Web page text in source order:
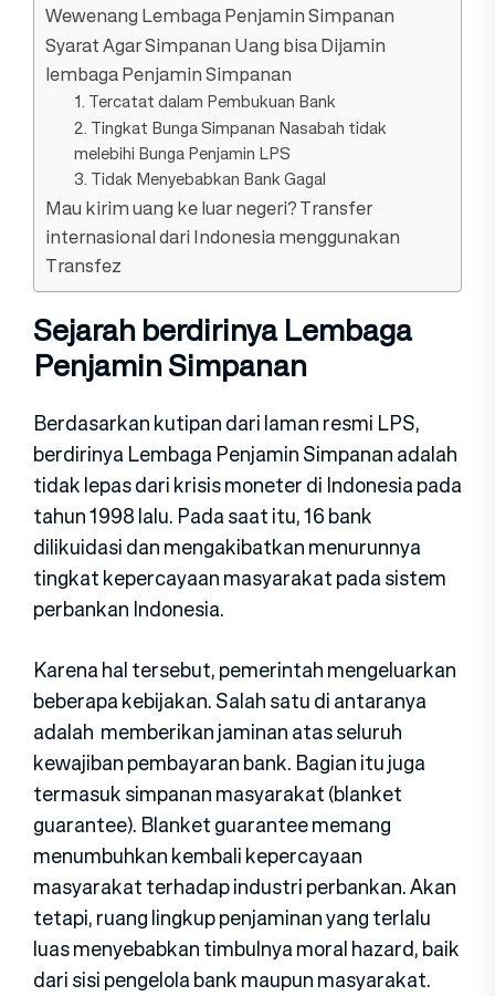
Wewenang Lembaga Penjamin Simpanan
Syarat Agar Simpanan Uang bisa Dijamin
lembaga Penjamin Simpanan
1. Tercatat dalam Pembukuan Bank
2. Tingkat Bunga Simpanan Nasabah tidak
melebihi Bunga Penjamin LPS
3. Tidak Menyebabkan Bank Gagal
Mau kirim uang ke luar negeri? Transfer
internasional dari Indonesia menggunakan
Transfez
Sejarah berdirinya Lembaga
Penjamin Simpanan
Berdasarkan kutipan dari laman resmi LPS,
berdirinya Lembaga Penjamin Simpanan adalah
tidak lepas dari krisis moneter di Indonesia pada
tahun 1998 lalu. Pada saat itu, 16 bank
dilikuidasi dan mengakibatkan menurunnya
tingkat kepercayaan masyarakat pada sistem
perbankan Indonesia.
Karena hal tersebut, pemerintah mengeluarkan
beberapa kebijakan. Salah satu di antaranya
adalah memberikan jaminan atas seluruh
kewajiban pembayaran bank. Bagian itu juga
termasuk simpanan masyarakat (blanket
guarantee). Blanket guarantee memang
menumbuhkan kembali kepercayaan
masyarakat terhadap industri perbankan. Akan
tetapi, ruang lingkup penjaminan yang terlalu
luas menyebabkan timbulnya moral hazard, baik
dari sisi pengelola bank maupun masyarakat.